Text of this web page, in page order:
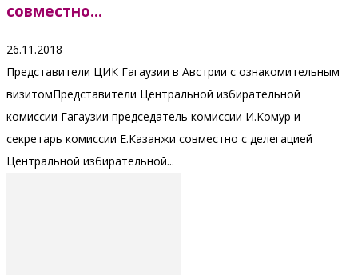
совместно...
26.11.2018
Представители ЦИК Гагаузии в Австрии с ознакомительным
визитомПредставители Центральной избирательной
комиссии Гагаузии председатель комиссии И.Комур и
секретарь комиссии Е.Казанжи совместно с делегацией
Центральной избирательной...